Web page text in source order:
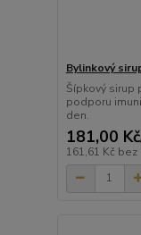
Bylinkový
Šípkový sirup
podporu
den.
181,00 Kč
161,61 Kč bez